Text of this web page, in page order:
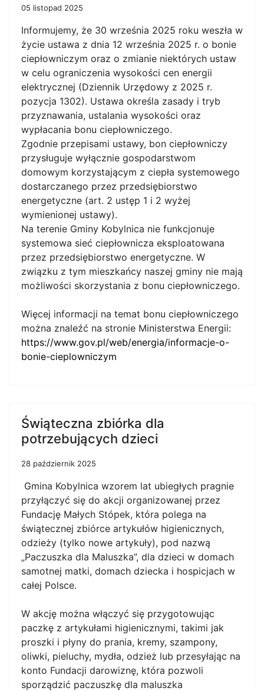
05 listopad 2025
Informujemy, że 30 września 2025 roku weszła w
życie ustawa z dnia 12 września 2025 r. o bonie
ciepłowniczym oraz o zmianie niektórych ustaw
w celu ograniczenia wysokości cen energii
elektrycznej (Dziennik Urzędowy z 2025 r.
pozycja 1302). Ustawa określa zasady i tryb
przyznawania, ustalania wysokości oraz
wypłacania bonu ciepłowniczego.
Zgodnie przepisami ustawy, bon ciepłowniczy
przysługuje wyłącznie gospodarstwom
domowym korzystającym z ciepła systemowego
dostarczanego przez przedsiębiorstwo
energetyczne (art. 2 ustęp 1 i 2 wyżej
wymienionej ustawy).
Na terenie Gminy Kobylnica nie funkcjonuje
systemowa sieć ciepłownicza eksploatowana
przez przedsiębiorstwo energetyczne. W
związku z tym mieszkańcy naszej gminy nie mają
możliwości skorzystania z bonu ciepłowniczego.
Więcej informacji na temat bonu ciepłowniczego
można znaleźć na stronie Ministerstwa Energii:
https://www.gov.pl/web/energia/informacje-o-
bonie-cieplowniczym
Świąteczna zbiórka dla
potrzebujących dzieci
28 październik 2025
Gmina Kobylnica wzorem lat ubiegłych pragnie
przyłączyć się do akcji organizowanej przez
Fundację Małych Stópek, która polega na
świątecznej zbiórce artykułów higienicznych,
odzieży (tylko nowe artykuły), pod nazwą
„Paczuszka dla Maluszka”, dla dzieci w domach
samotnej matki, domach dziecka i hospicjach w
całej Polsce.
W akcję można włączyć się przygotowując
paczkę z artykułami higienicznymi, takimi jak
proszki i płyny do prania, kremy, szampony,
oliwki, pieluchy, mydła, odzież lub przesyłając na
konto Fundacji darowiznę, która pozwoli
sporządzić paczuszkę dla maluszka